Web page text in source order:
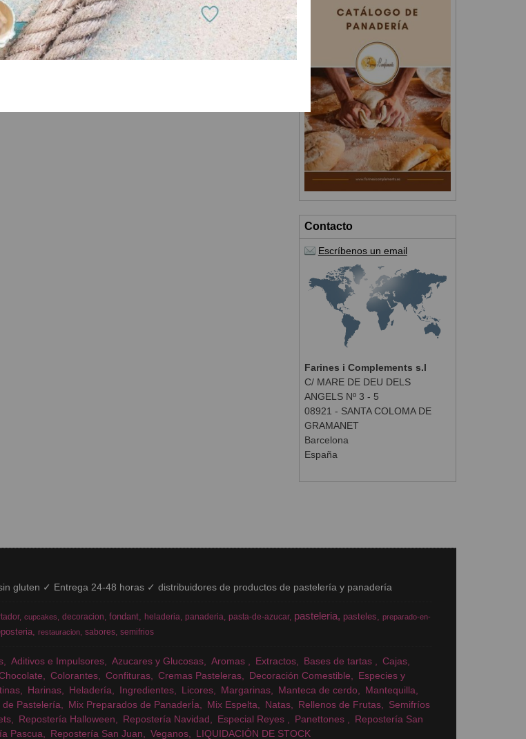
Contacto
Escríbenos un email
Farines i Complements s.l
C/ MARE DE DEU DELS
ANGELS Nº 3 - 5
08921 - SANTA COLOMA DE
GRAMANET
Barcelona
España
gluten ✓ Entrega 24-48 horas ✓ distribuidores de productos de pastelería y panadería
cupcakes decoracion fondant heladeria panaderia pasta-de-azucar pasteleria pasteles
preparado-en-
restauracion sabores semifrios
Aditivos e Impulsores Azucares y Glucosas Aromas Extractos Bases de tartas
Cajas
Colorantes Confituras Cremas Pasteleras Decoración Comestible
Especies y
Harinas Heladería Ingredientes Licores Margarinas Manteca de cerdo
Mantequilla
Pastelería Mix Preparados de PanaderÍa Mix Espelta Natas Rellenos de Frutas
Semifríos
Repostería Halloween Repostería Navidad Especial Reyes Panettones
Repostería San
Pascua Repostería San Juan Veganos LIQUIDACIÓN DE STOCK